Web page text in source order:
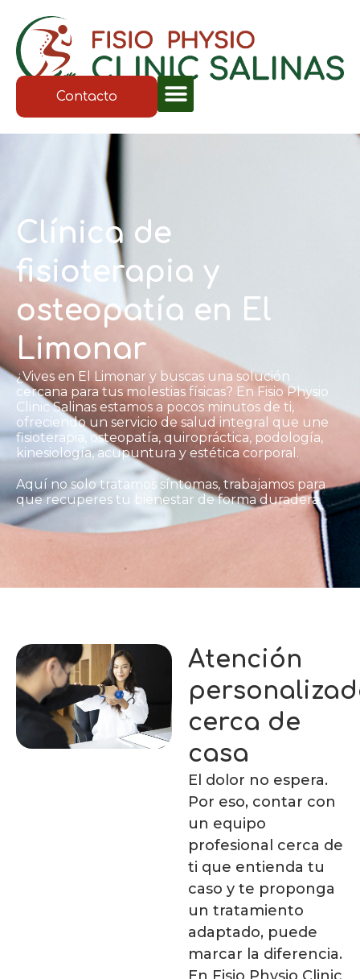
Contacto
Clínica de
fisioterapia y
osteopatía en El
Limonar
¿Vives en El Limonar y buscas una solución
cercana para tus molestias físicas? En Fisio Physio
Clinic Salinas estamos a pocos minutos de ti,
ofreciendo un servicio de salud integral que une
fisioterapia, osteopatía, quiropráctica, podología,
kinesiología, acupuntura y estética corporal.
Aquí no solo tratamos síntomas, trabajamos para
que recuperes tu bienestar de forma duradera.
Atención
cerca de
casa
El dolor no espera.
Por eso, contar con
un equipo
profesional cerca de
ti que entienda tu
caso y te proponga
un tratamiento
adaptado, puede
marcar la diferencia.